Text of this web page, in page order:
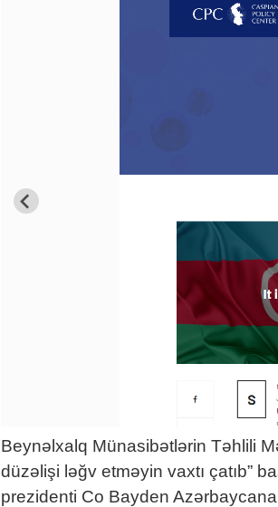
Beynəlxalq Münasibətlərin Təhlili
düzəlişi ləğv etməyin vaxtı çatıb”
prezidenti Co Bayden